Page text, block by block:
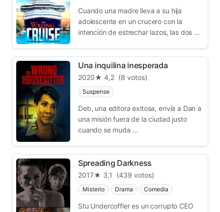
Cuando una madre lleva a su hija
adolescente en un crucero con la
intención de estrechar lazos, las dos ...
Una inquilina inesperada
2020★ 4,2 (8 votos)
Suspense
Deb, una editora exitosa, envía a Dan a
una misión fuera de la ciudad justo
cuando se muda ...
Spreading Darkness
2017★ 3,1 (439 votos)
Misterio Drama Comedia
Stu Undercoffler es un corrupto CEO